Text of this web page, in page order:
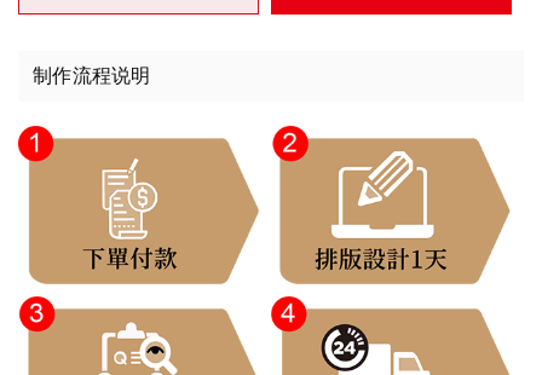
制作流程说明